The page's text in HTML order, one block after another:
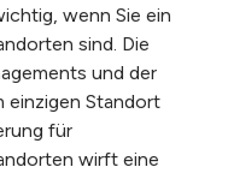
wenn Sie ein
sind. Die
und der
einzigen Standort
für
wirft eine